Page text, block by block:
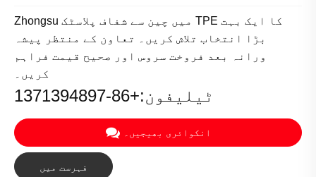
Zhongsu میں چین سے شفاف پلاسٹک TPE کا ایک بہت
بڑا انتخاب تلاش کریں۔ تعاون کے منتظر پیشہ
ورانہ بعد فروخت سروس اور صحیح قیمت فراہم
کریں۔
ٹیلیفون:+86-1371394897
انکوائری بھیجیں۔
فہرست میں